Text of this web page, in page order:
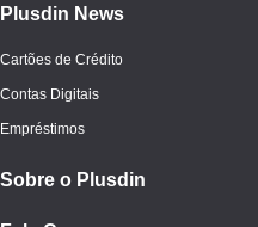
Plusdin News
Cartões de Crédito
Contas Digitais
Empréstimos
Sobre o Plusdin